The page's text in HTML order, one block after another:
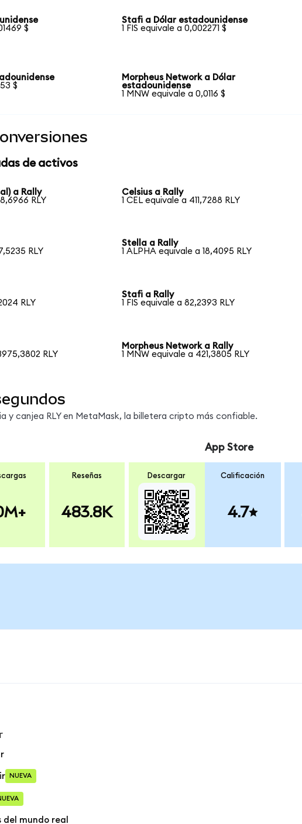
$
Stafi a Dólar estadounidense
1 FIS equivale a 0,002271 $
$
Morpheus Network a Dólar
estadounidense
1 MNW equivale a 0,0116 $
de activos
a Rally
RLY
Celsius a Rally
1 CEL equivale a 411,7288 RLY
RLY
Stella a Rally
1 ALPHA equivale a 18,4095 RLY
RLY
Stafi a Rally
1 FIS equivale a 82,2393 RLY
RLY
Morpheus Network a Rally
1 MNW equivale a 421,3805 RLY
y canjea RLY en MetaMask, la billetera cripto más confiable.
Reseñas
483.8K
Descargar
App Store
Calificación
4.7
NUEVA
del mundo real